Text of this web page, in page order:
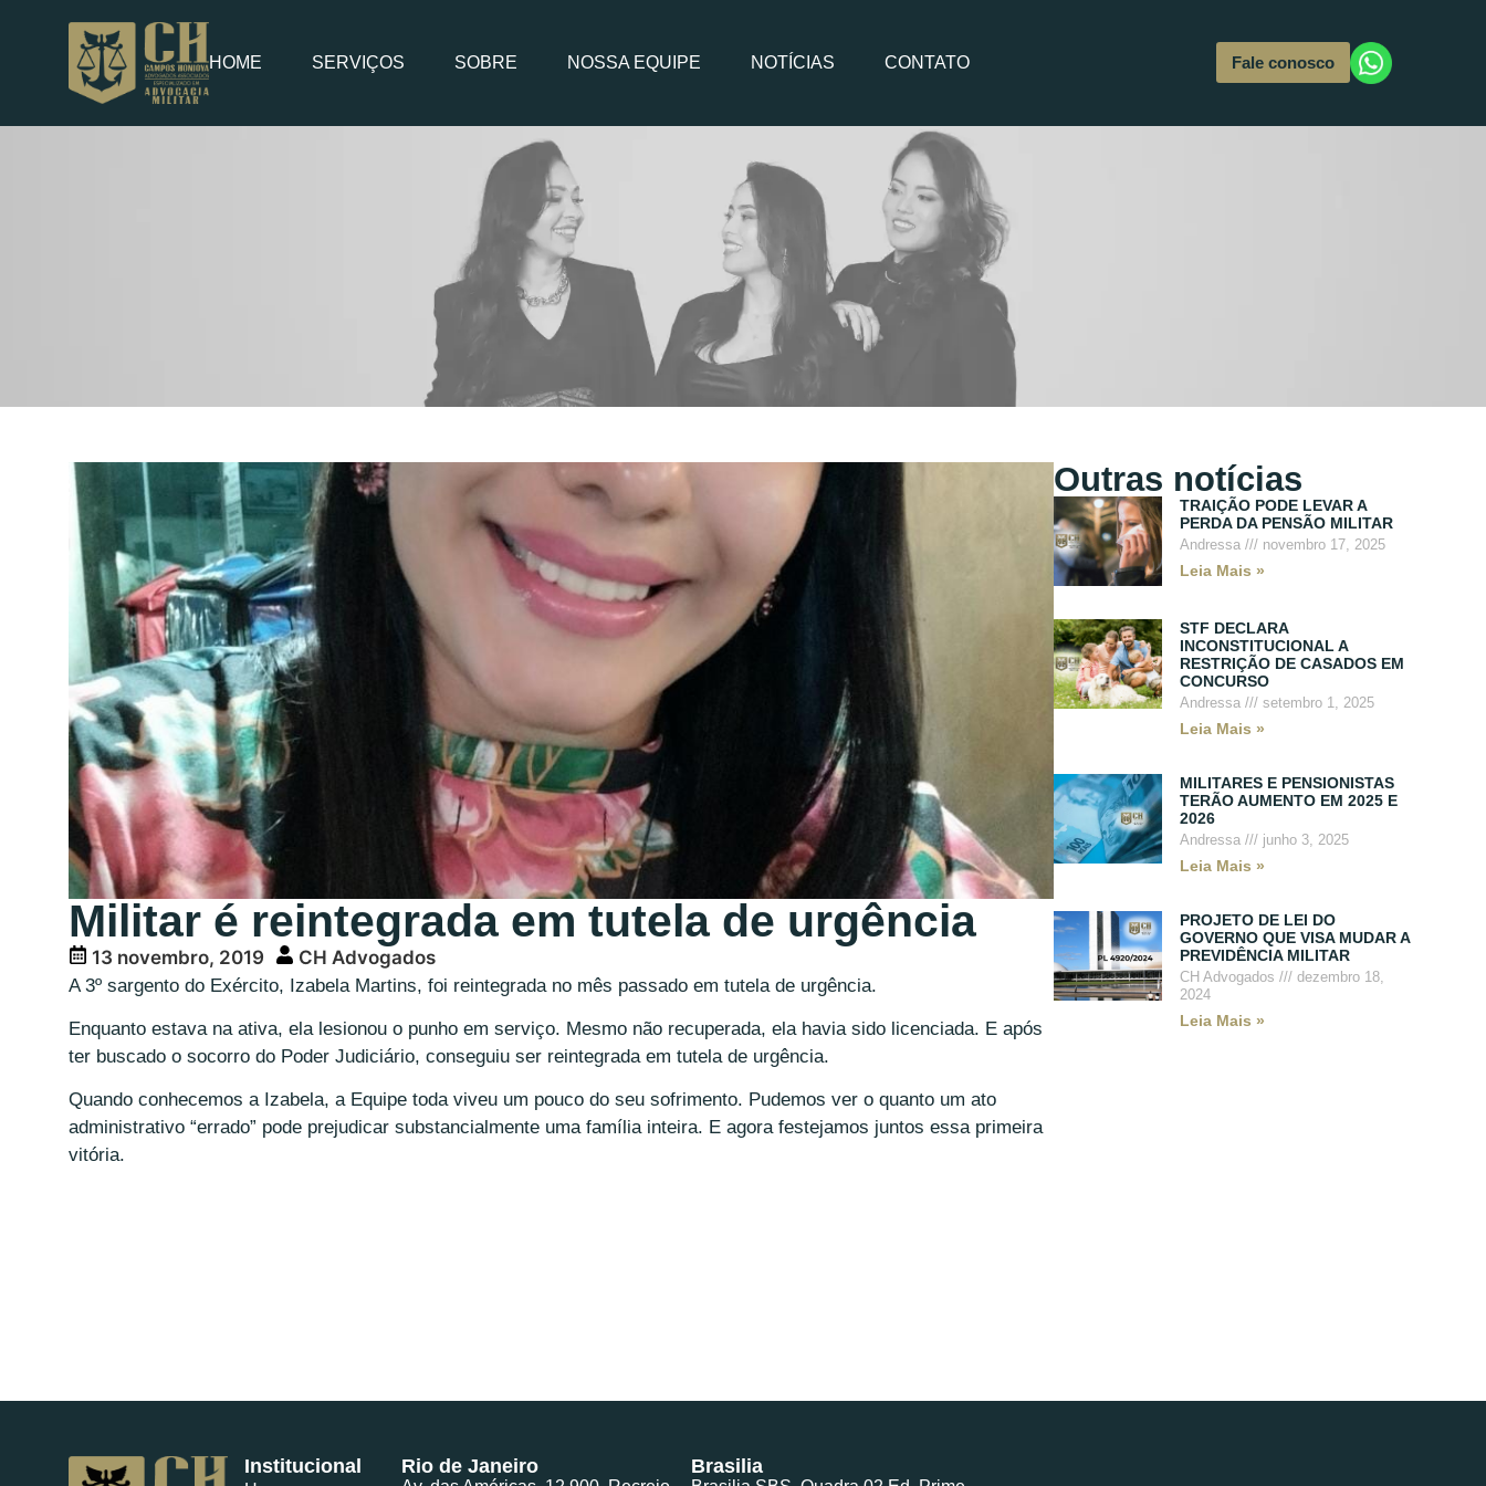
HOME SERVIÇOS SOBRE NOSSA EQUIPE NOTÍCIAS CONTATO Fale conosco
Militar é reintegrada em tutela de urgência
13 novembro, 2019 CH Advogados
A 3º sargento do Exército, Izabela Martins, foi reintegrada no mês passado em tutela de urgência.
Enquanto estava na ativa, ela lesionou o punho em serviço. Mesmo não recuperada, ela havia sido licenciada. E após
ter buscado o socorro do Poder Judiciário, conseguiu ser reintegrada em tutela de urgência.
Quando conhecemos a Izabela, a Equipe toda viveu um pouco do seu sofrimento. Pudemos ver o quanto um ato
administrativo “errado” pode prejudicar substancialmente uma família inteira. E agora festejamos juntos essa primeira
vitória.
Outras notícias
TRAIÇÃO PODE LEVAR A
PERDA DA PENSÃO MILITAR
Andressa novembro 17, 2025
Leia Mais »
STF DECLARA
INCONSTITUCIONAL A
RESTRIÇÃO DE CASADOS EM
CONCURSO
Andressa setembro 1, 2025
Leia Mais »
MILITARES E PENSIONISTAS
TERÃO AUMENTO EM 2025 E
2026
Andressa junho 3, 2025
Leia Mais »
PROJETO DE LEI DO
GOVERNO QUE VISA MUDAR A
PREVIDÊNCIA MILITAR
CH Advogados
dezembro 18,
2024
Leia Mais »
Institucional Rio de Janeiro Brasilia